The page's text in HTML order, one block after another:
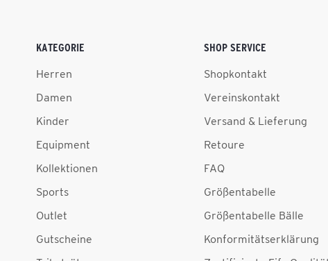
KATEGORIE
Herren
Damen
Kinder
Equipment
Kollektionen
Sports
Outlet
Gutscheine
SHOP SERVICE
Shopkontakt
Vereinskontakt
Versand & Lieferung
Retoure
FAQ
Größentabelle
Größentabelle Bälle
Konformitätserklärung